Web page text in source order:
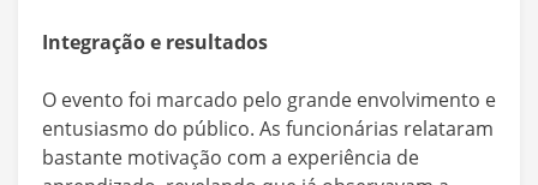
Integração e resultados
O evento foi marcado pelo grande envolvimento e
entusiasmo do público. As funcionárias relataram
bastante motivação com a experiência de